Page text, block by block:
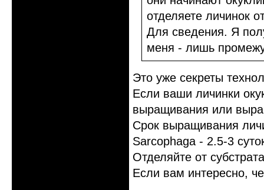
отделяете личинок
Для сведения. Я
меня - лишь
Это уже секреты
Если ваши личинки
выращивания или
Cрок выращивания
Sarcophaga - 2.5-3
Отделяйте от
Если вам интересно,